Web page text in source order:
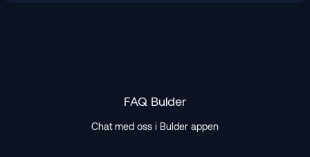
FAQ Bulder
Chat med oss i Bulder appen